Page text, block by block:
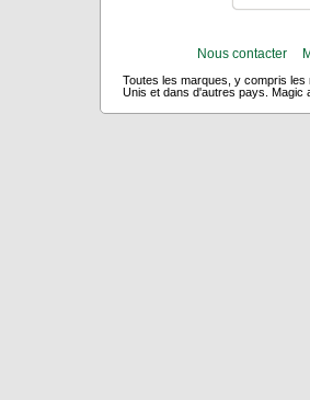
Nous contacter
Toutes les marques, y compris
Unis et dans d'autres pays. Magic